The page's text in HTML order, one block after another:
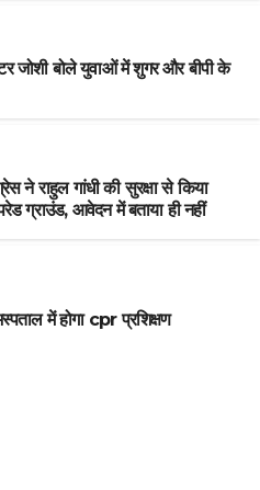
जोशी बोले युवाओं में शुगर और बीपी के
ने राहुल गांधी की सुरक्षा से किया
ग्राउंड, आवेदन में बताया ही नहीं
में होगा cpr प्रशिक्षण